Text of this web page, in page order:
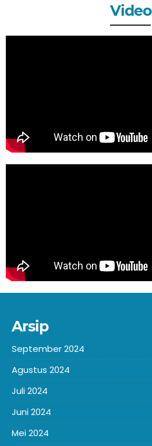
Video
Arsip
September 2024
Agustus 2024
Juli 2024
Juni 2024
Mei 2024